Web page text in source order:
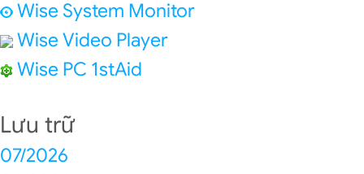
Wise System Monitor
Wise Video Player
Wise PC 1stAid
Lưu trữ
07/2026